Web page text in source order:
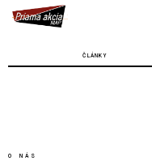
ČLÁNKY
O NÁS